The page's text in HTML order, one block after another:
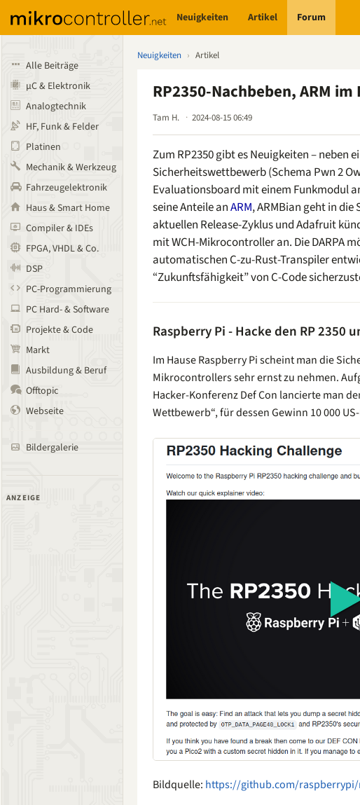
Neuigkeiten Artikel Forum
Alle Beiträge
µC & Elektronik
Analogtechnik
HF, Funk & Felder
Platinen
Mechanik & Werkzeug
Fahrzeugelektronik
Haus & Smart Home
Compiler & IDEs
FPGA, VHDL & Co.
DSP
PC-Programmierung
PC Hard- & Software
Projekte & Code
Markt
Ausbildung & Beruf
Offtopic
Webseite
Bildergalerie
ANZEIGE
Neuigkeiten › Artikel
RP2350-Nachbeben, ARM
Tam H. 2024-08-15 06:49
Zum RP2350 gibt es Neuigkeiten – neben
Sicherheitswettbewerb (Schema Pwn 2
Evaluationsboard mit einem Funkmodul
seine Anteile anARM, ARMBian geht in
aktuellen Release-Zyklus und Adafruit
mit WCH-Mikrocontroller an. Die DARPA
automatischen C-zu-Rust-Transpiler
“Zukunftsfähigkeit” von C-Code
Raspberry Pi - Hacke den RP 2350
Im Hause Raspberry Pi scheint man die
Mikrocontrollers sehr ernst zu nehmen.
Hacker-Konferenz Def Con lancierte man
Wettbewerb“, für dessen Gewinn 10 000
Bildquelle: https://github.com/raspberrypi/